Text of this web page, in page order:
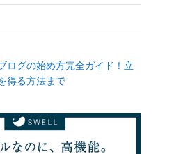
ログの始め方完全ガイド！立
得る方法まで